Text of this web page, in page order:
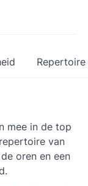
Repertoire
mee in de top
van
oren en een